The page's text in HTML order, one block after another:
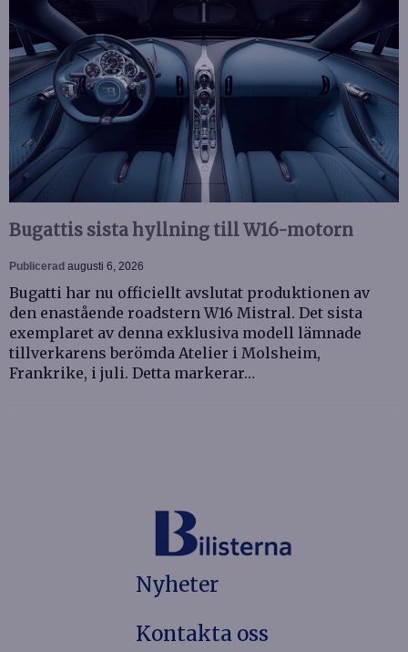
Bugattis sista hyllning till W16-motorn
Publicerad augusti 6, 2026
Bugatti har nu officiellt avslutat produktionen av
den enastående roadstern W16 Mistral. Det sista
exemplaret av denna exklusiva modell lämnade
tillverkarens berömda Atelier i Molsheim,
Frankrike, i juli. Detta markerar…
Nyheter
Kontakta oss